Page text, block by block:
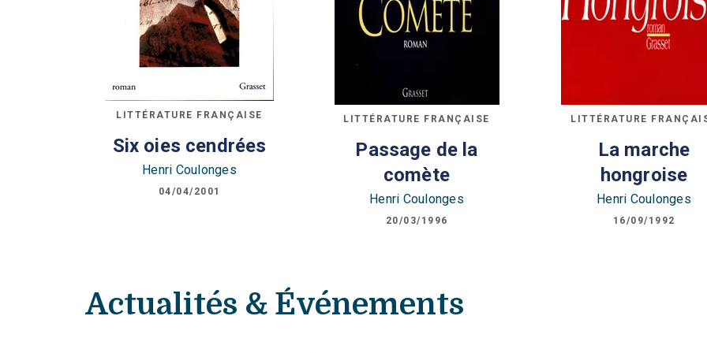
LITTÉRATURE FRANÇAISE
Six oies cendrées
Henri Coulonges
04/04/2001
LITTÉRATURE FRANÇAISE
Passage de la
comète
Henri Coulonges
20/03/1996
LITTÉRATURE
La marche
hongroise
Henri Coulonges
16/09/1992
Actualités & Événements